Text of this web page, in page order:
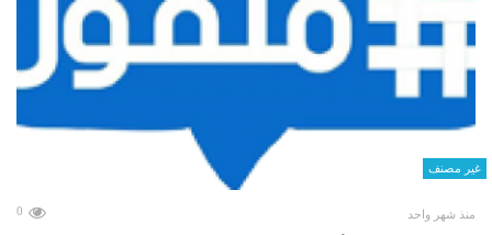
غير مصنف
منذ شهر واحد 0